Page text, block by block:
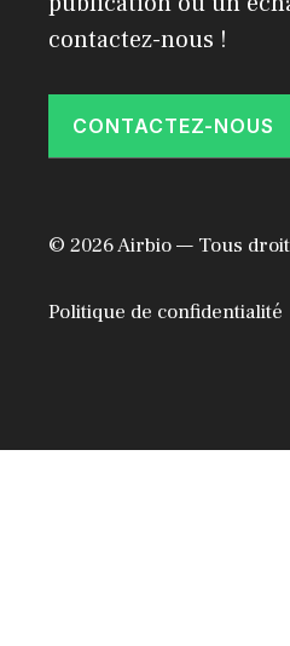
contactez-nous !
CONTACTEZ-NOUS
© 2026 Airbio — Tous
Politique de confidentialité